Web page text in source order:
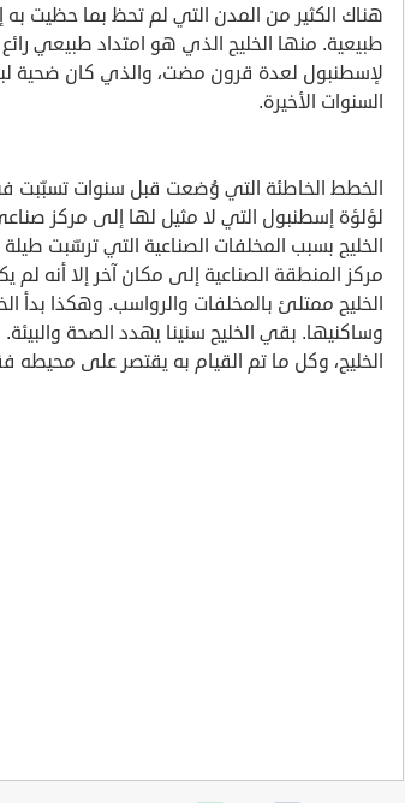
هناك الكثير من المدن التي لم تحظ بما
طبيعية. منها الخليج الذي هو امتداد طبيعي
لإسطنبول لعدة قرون مضت، والذي كان ضحية
السنوات الأخيرة.
الخطط الخاطئة التي وُضعت قبل سنوات تسبّبت
لؤلؤة إسطنبول التي لا مثيل لها إلى مركز
الخليج بسبب المخلفات الصناعية التي ترسّبت
مركز المنطقة الصناعية إلى مكان آخر إلا أنه لم
الخليج ممتلئ بالمخلفات والرواسب. وهكذا بدأ
وساكنيها. بقي الخليج سنينا يهدد الصحة
الخليج، وكل ما تم القيام به يقتصر على محيطه